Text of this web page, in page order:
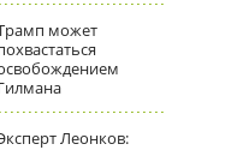
может
Леонков: